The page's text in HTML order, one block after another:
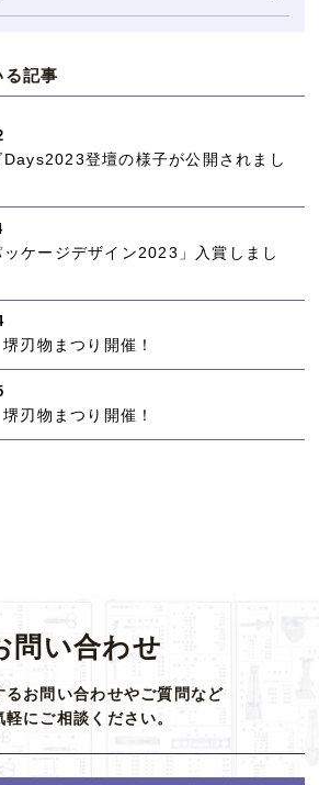
る記事
Days2023登壇の様子が公開されまし
ッケージデザイン2023」入賞しまし
刃物まつり開催！
刃物まつり開催！
問い合わせ
るお問い合わせやご質問など
軽にご相談ください。